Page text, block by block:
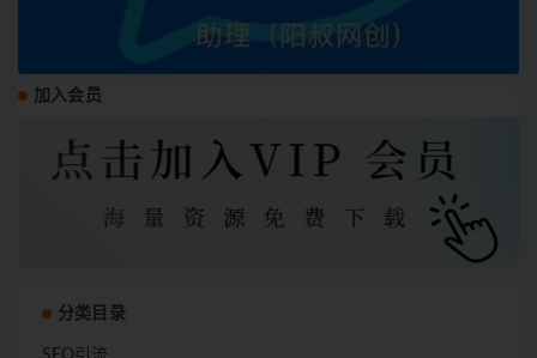
加入会员
分类目录